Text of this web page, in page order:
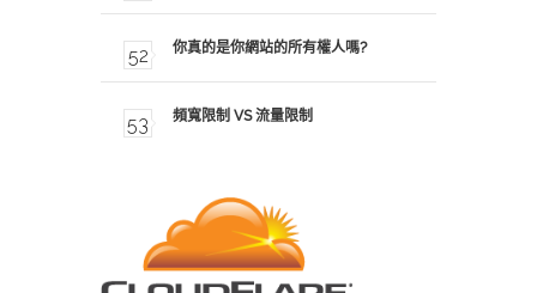
你真的是你網站的所有權人嗎?
頻寬限制 VS 流量限制